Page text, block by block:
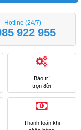
Hotline (24/7)
922 955
Bảo trì
trọn đời
Thanh toán khi